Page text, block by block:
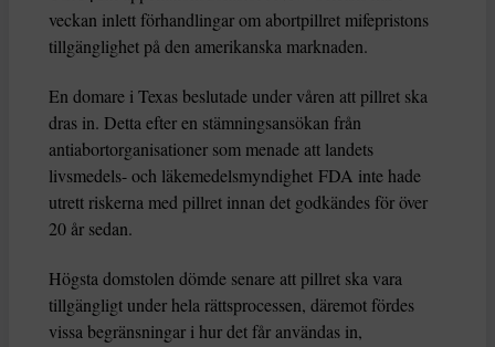
veckan inlett förhandlingar om abortpillret mifepristons
tillgänglighet på den amerikanska marknaden.
En domare i Texas beslutade under våren att pillret ska
dras in. Detta efter en stämningsansökan från
antiabortorganisationer som menade att landets
livsmedels- och läkemedelsmyndighet FDA inte hade
utrett riskerna med pillret innan det godkändes för över
20 år sedan.
Högsta domstolen dömde senare att pillret ska vara
tillgängligt under hela rättsprocessen, däremot fördes
vissa begränsningar i hur det får användas in,